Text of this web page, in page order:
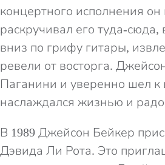
концертного исполнения
раскручивал его туда-
вниз по грифу гитары,
ревели от восторга.
Паганини и уверенно шел
наслаждался жизнью и
В 1989 Джейсон Бейкер
Дэвида Ли Рота. Это